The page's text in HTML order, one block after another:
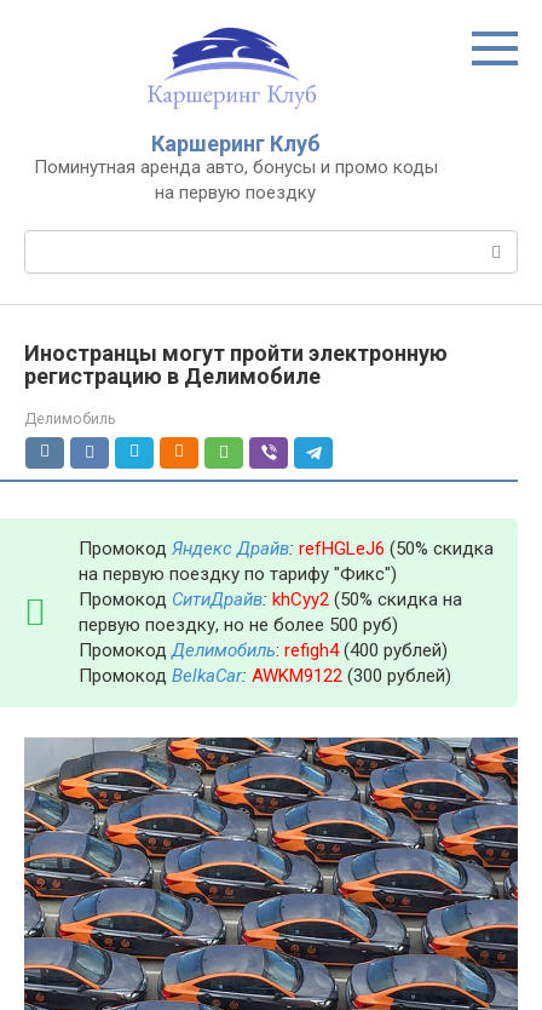
Каршеринг Клуб
Поминутная аренда авто, бонусы и промо коды
на первую поездку
Поиск:
Иностранцы могут пройти электронную
регистрацию в Делимобиле
Делимобиль
Промокод Яндекс Драйв: refHGLeJ6 (50% скидка
на первую поездку по тарифу "Фикс")
Промокод СитиДрайв: khCyy2 (50% скидка на
первую поездку, но не более 500 руб)
ПромокодДелимобиль: refigh4(400 рублей)
Промокод BelkaCar: AWKM9122 (300 рублей)